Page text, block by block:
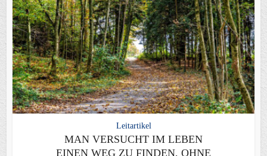
Leitartikel
MAN VERSUCHT IM LEBEN
EINEN WEG ZU FINDEN, OHNE